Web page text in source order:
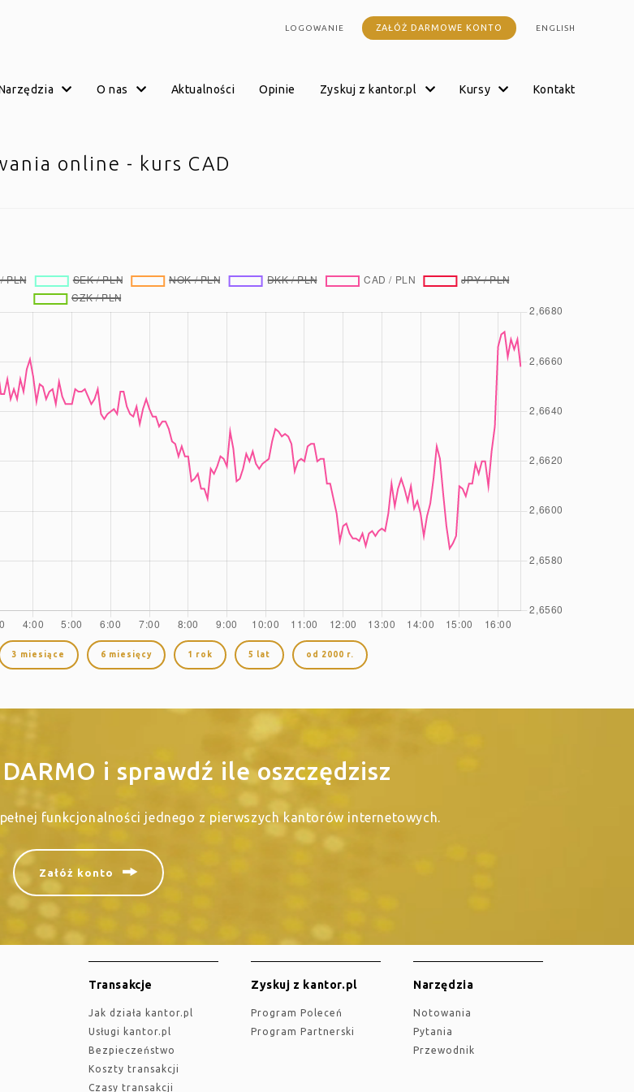
LOGOWANIE ZAŁÓŻ DARMOWE KONTO ENGLISH
narzędzia o nas aktualności opinie zyskuj z kantor.pl kursy kontakt
online - kurs CAD
3 miesiące 6 miesięcy 1 rok 5 lat od 2000 r.
i sprawdź ile oszczędzisz
funkcjonalności jednego z pierwszych kantorów internetowych.
Załóż konto
Transakcje
jak działa kantor.pl
Usługi kantor.pl
Bezpieczeństwo
Koszty transakcji
Czasy transakcji
Zyskuj z kantor.pl
Program Poleceń
Program Partnerski
Narzędzia
Notowania
Pytania
Przewodnik